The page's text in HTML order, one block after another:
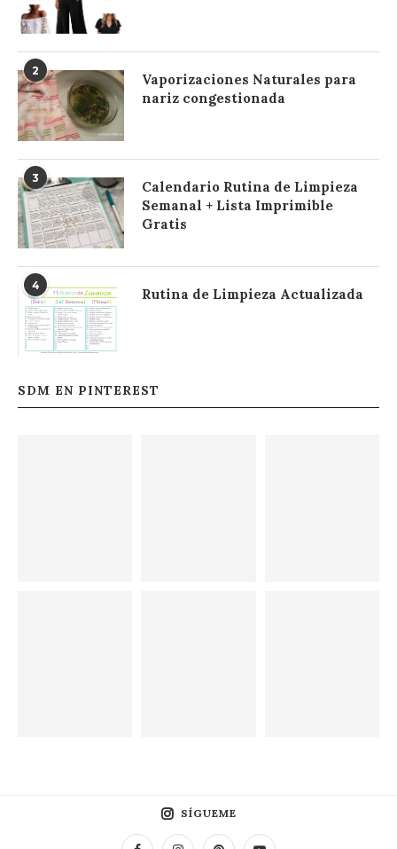
2
Vaporizaciones Naturales para
nariz congestionada
3
Calendario Rutina de Limpieza
Semanal + Lista Imprimible
Gratis
4
Rutina de Limpieza Actualizada
SDM EN PINTEREST
SÍGUEME